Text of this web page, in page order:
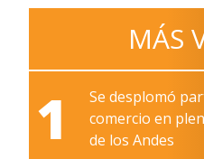
MÁS
1
Se desplomó
comercio en
de los Andes